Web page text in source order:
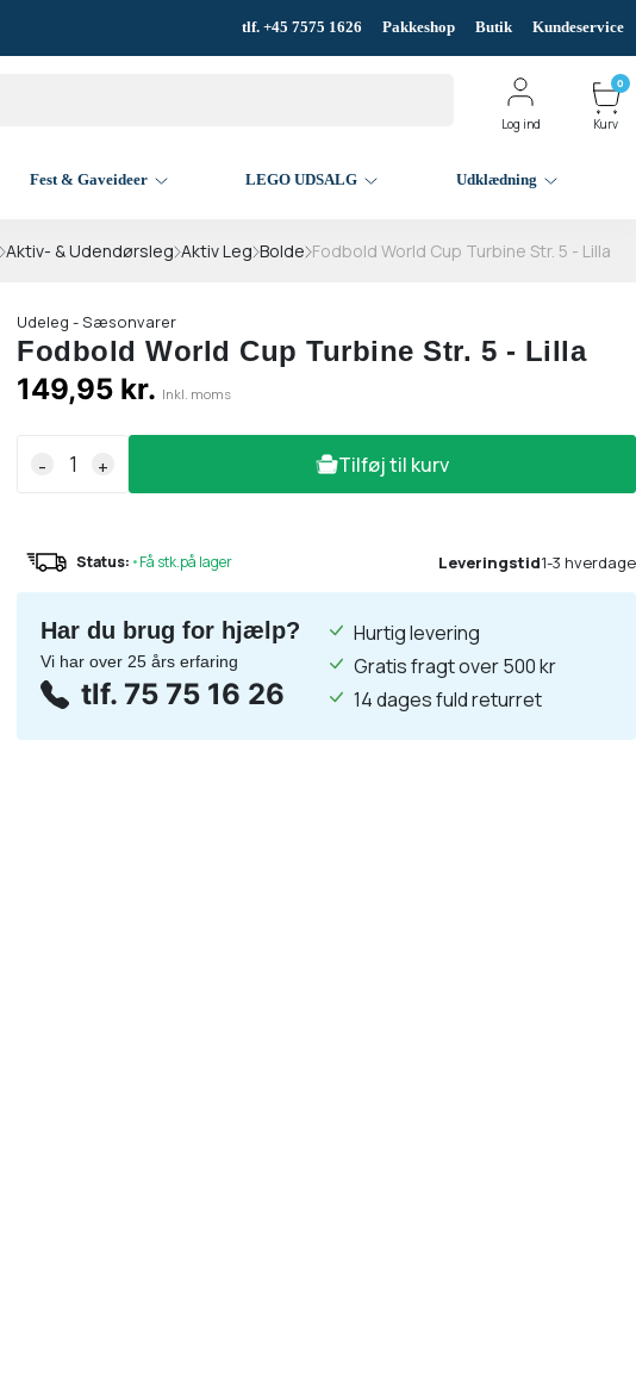
tlf. +45 7575 1626 Pakkeshop Butik Kundeservice
Log ind
0
Kurv
Fest & Gaveideer LEGO UDSALG Udklædning
Aktiv- & Udendørsleg Aktiv Leg Bolde Fodbold World Cup Turbine Str. 5 - Lilla
Udeleg - Sæsonvarer
Fodbold World Cup Turbine Str. 5 - Lilla
149,95 kr. Inkl. moms
- + Tilføj til kurv
Status: •Få stk.på lager Leveringstid1-3 hverdage
Har du brug for hjælp?
Vi har over 25 års erfaring
tlf. 75 75 16 26
Hurtig levering
Gratis fragt over 500 kr
14 dages fuld returret